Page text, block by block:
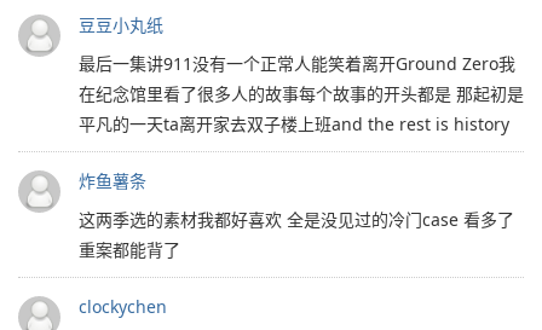
豆豆小丸纸
最后一集讲911没有一个正常人能笑着离开Ground Zero我
在纪念馆里看了很多人的故事每个故事的开头都是 那起初是
平凡的一天ta离开家去双子楼上班and the rest is history
炸鱼薯条
这两季选的素材我都好喜欢 全是没见过的冷门case 看多了
重案都能背了
clockychen